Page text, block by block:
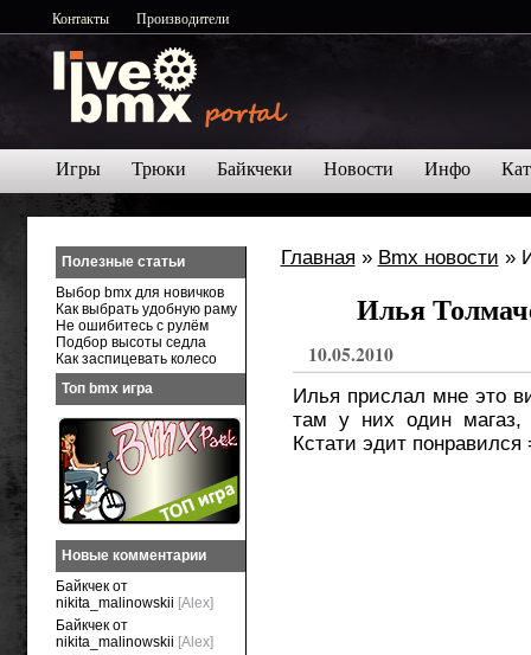
Контакты Производители
Игры Трюки Байкчеки Новости Инфо
Главная » Bmx новости »
Илья
10.05.2010
Илья прислал мне это
там у них один магаз,
Кстати эдит понравился
Полезные статьи
Выбор bmx для новичков
Как выбрать удобную раму
Не ошибитесь с рулём
Подбор высоты седла
Как заспицевать колесо
Топ bmx игра
Новые комментарии
Байкчек от
nikita_malinowskii [Alex]
Байкчек от
nikita_malinowskii [Alex]